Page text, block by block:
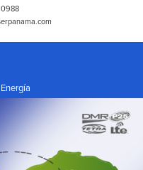
0988
Energía